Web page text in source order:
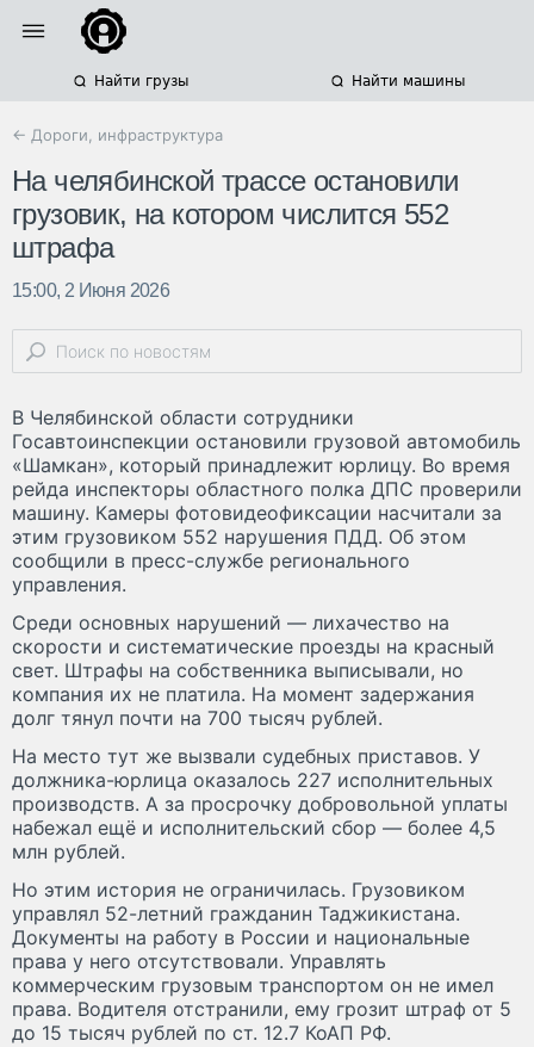
Найти грузы Найти машины
← Дороги, инфраструктура
На челябинской трассе остановили
грузовик, на котором числится 552
штрафа
15:00, 2 Июня 2026
В Челябинской области сотрудники
Госавтоинспекции остановили грузовой автомобиль
«Шамкан», который принадлежит юрлицу. Во время
рейда инспекторы областного полка ДПС проверили
машину. Камеры фотовидеофиксации насчитали за
этим грузовиком 552 нарушения ПДД. Об этом
сообщили в пресс-службе регионального
управления.
Среди основных нарушений — лихачество на
скорости и систематические проезды на красный
свет. Штрафы на собственника выписывали, но
компания их не платила. На момент задержания
долг тянул почти на 700 тысяч рублей.
На место тут же вызвали судебных приставов. У
должника-юрлица оказалось 227 исполнительных
производств. А за просрочку добровольной уплаты
набежал ещё и исполнительский сбор — более 4,5
млн рублей.
Но этим история не ограничилась. Грузовиком
управлял 52-летний гражданин Таджикистана.
Документы на работу в России и национальные
права у него отсутствовали. Управлять
коммерческим грузовым транспортом он не имел
права. Водителя отстранили, ему грозит штраф от 5
до 15 тысяч рублей по ст. 12.7 КоАП РФ.